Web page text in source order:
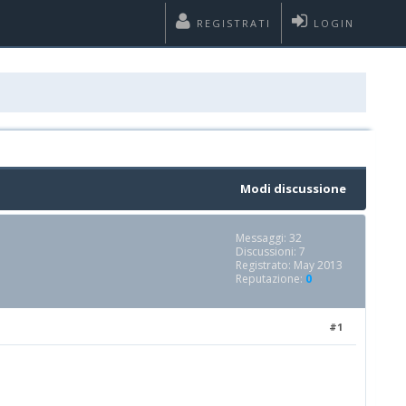
LOGIN
REGISTRATI
Modi discussione
Messaggi: 32
Discussioni: 7
Registrato: May 2013
Reputazione: 0
#1